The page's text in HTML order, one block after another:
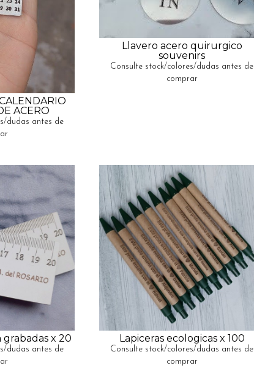
ACERO
dudas antes de
Llavero acero quirurgico
souvenirs
Consulte stock/colores/dudas antes de
comprar
grabadas x 20
dudas antes de
Lapiceras ecologicas x 100
Consulte stock/colores/dudas antes de
comprar